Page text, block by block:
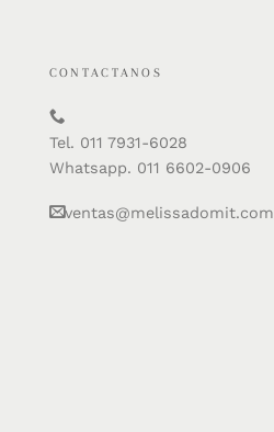
CONTACTANOS
Tel. 011 7931-6028
Whatsapp. 011 6602-0906
ventas@melissadomit.com